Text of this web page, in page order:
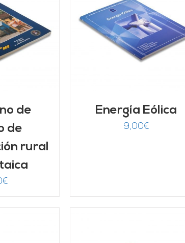
de
de
rural
€
Energía Eólica
9,00€
AÑADIR AL CARRITO
DETALLES